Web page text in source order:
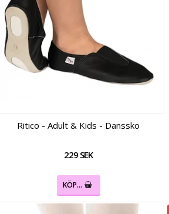
Ritico - Adult & Kids - Danssko
229 SEK
KÖP…